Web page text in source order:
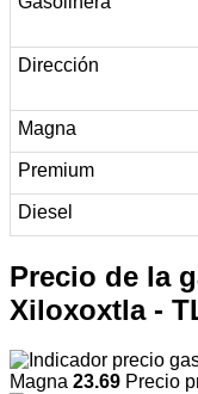
Precio de la
Xiloxoxtla -
Magna 23.69 Precio